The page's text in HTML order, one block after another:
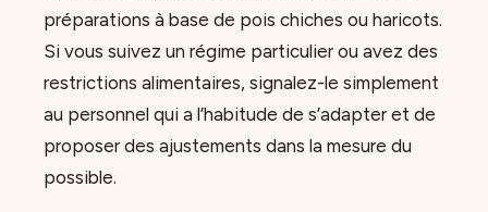
préparations à base de pois chiches ou haricots.
Si vous suivez un régime particulier ou avez des
restrictions alimentaires, signalez-le simplement
au personnel qui a l’habitude de s’adapter et de
proposer des ajustements dans la mesure du
possible.